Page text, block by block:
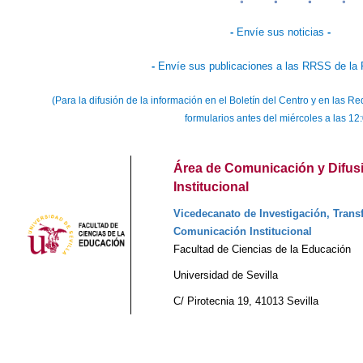
- Envíe sus noticias -
- Envíe sus publicaciones a las RRSS de la
(Para la difusión de la información en el Boletín del Centro y en las
formularios antes del miércoles a las
Área de Comunicación y
Institucional
Vicedecanato de Investigación,
Comunicación Institucional
Facultad de Ciencias de la Educación
Universidad de Sevilla
C/ Pirotecnia 19, 41013 Sevilla